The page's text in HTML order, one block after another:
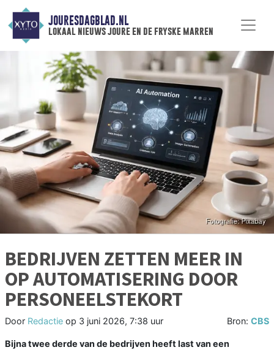
JOURESDAGBLAD.NL
lokaal nieuws joure en de fryske marren
BEDRIJVEN ZETTEN MEER IN
OP AUTOMATISERING DOOR
PERSONEELSTEKORT
Door Redactie op 3 juni 2026, 7:38 uur Bron: CBS
Bijna twee derde van de bedrijven heeft last van een